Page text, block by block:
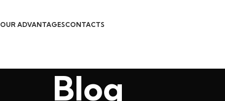
OUR ADVANTAGESCONTACTS
Blog